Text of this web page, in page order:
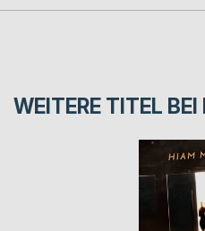
WEITERE TITEL BEI